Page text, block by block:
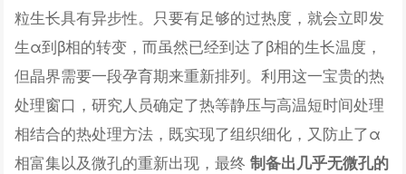
粒生长具有异步性。只要有足够的过热度，就会立即发
生α到β相的转变，而虽然已经到达了β相的生长温度，
但晶界需要一段孕育期来重新排列。利用这一宝贵的热
处理窗口，研究人员确定了热等静压与高温短时间处理
相结合的热处理方法，既实现了组织细化，又防止了α
相富集以及微孔的重新出现，最终 制备出几乎无微孔的